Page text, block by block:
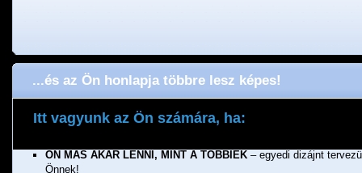
...és az Ön honlapja többre lesz képes!
Itt vagyunk az Ön számára, ha:
ÖN MÁS AKAR LENNI, MINT A TÖBBIEK – egyedi dizájnt
Önnek!